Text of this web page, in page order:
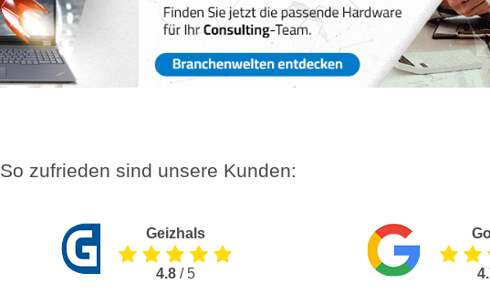
So zufrieden sind unsere Kunden:
Geizhals
4.8/ 5